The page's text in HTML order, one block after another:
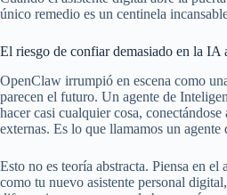
único remedio es un centinela
El riesgo de confiar demasiado en la IA
OpenClaw irrumpió en escena como
parecen el futuro. Un agente de
hacer casi cualquier cosa, conectándose
externas. Es lo que llamamos un agente
Esto no es teoría abstracta. Piensa en el
como tu nuevo asistente personal